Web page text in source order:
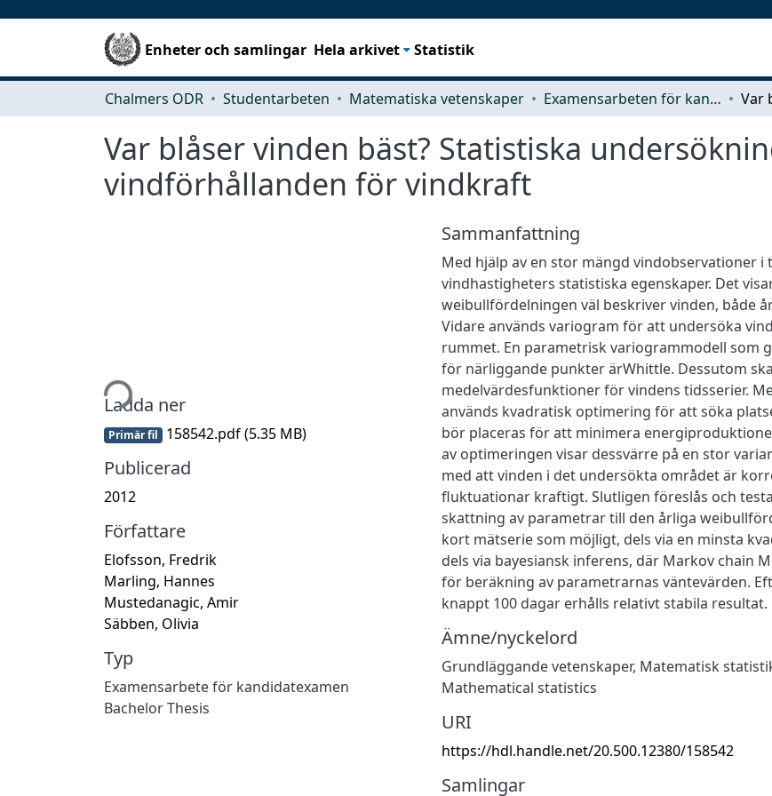
Enheter och samlingar Hela arkivet Statistik
Chalmers ODR Studentarbeten Matematiska vetenskaper Examensarbeten för kandidatexamen
Var blåser vinden bäst? Statistiska
vindförhållanden för vindkraft
Hämtar...
Ladda ner
Primär fil 158542.pdf(5.35 MB)
Publicerad
2012
Författare
Elofsson, Fredrik
Marling, Hannes
Mustedanagic, Amir
Säbben, Olivia
Typ
Examensarbete för kandidatexamen
Bachelor Thesis
Sammanfattning
Med hjälp av en stor mängd vindobservationer i
vindhastigheters statistiska egenskaper. Det
weibullfördelningen väl beskriver vinden, både
Vidare används variogram för att undersöka
rummet. En parametrisk variogrammodell som
för närliggande punkter ärWhittle. Dessutom
medelvärdesfunktioner för vindens tidsserier.
används kvadratisk optimering för att söka
bör placeras för att minimera
av optimeringen visar dessvärre på en stor
med att vinden i det undersökta området är
fluktuationar kraftigt. Slutligen föreslås och
skattning av parametrar till den årliga
kort mätserie som möjligt, dels via en minsta
dels via bayesiansk inferens, där Markov chain
för beräkning av parametrarnas väntevärden.
knappt 100 dagar erhålls relativt stabila resultat.
Ämne/nyckelord
Grundläggande vetenskaper, Matematisk
Mathematical statistics
URI
https://hdl.handle.net/20.500.12380/158542
Samlingar